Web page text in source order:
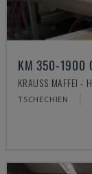
KM 350-1900
KRAUSS MAFFEI -
TSCHECHIEN